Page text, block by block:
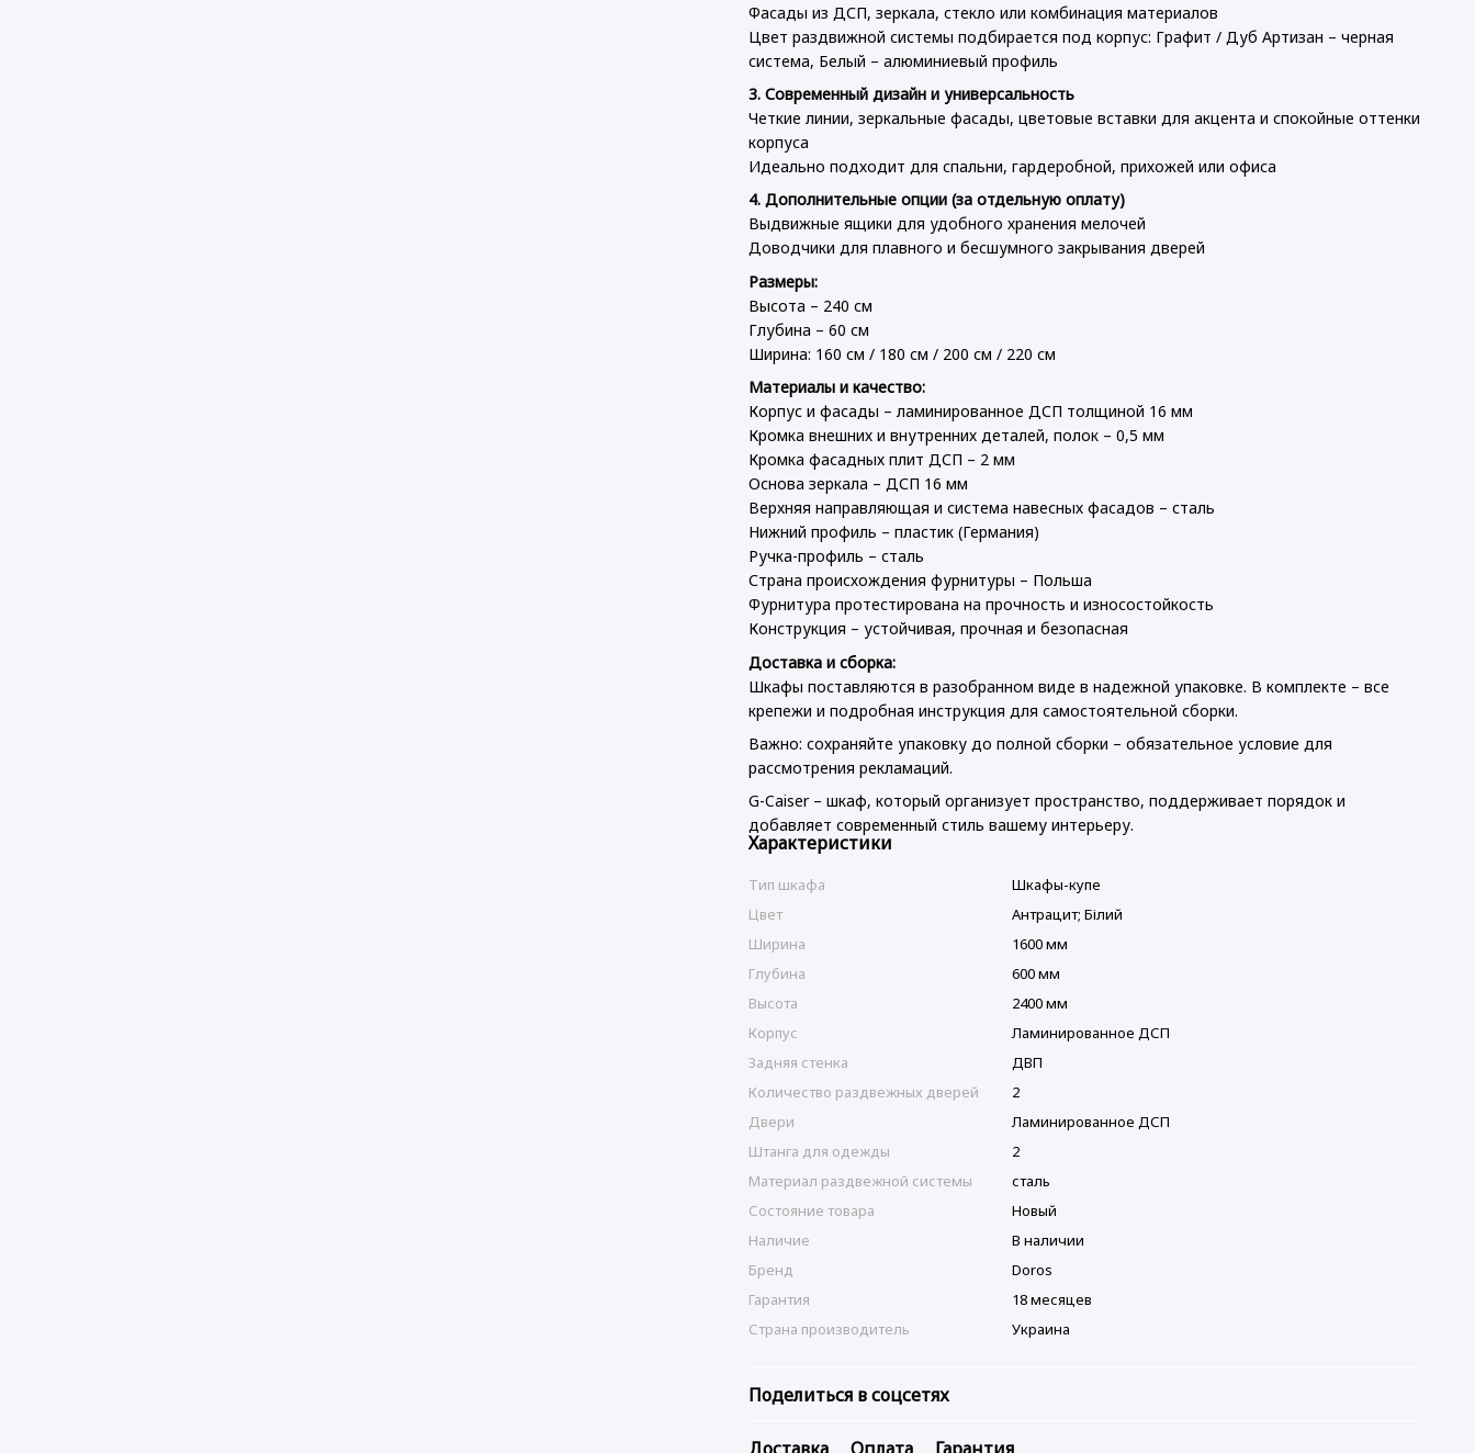
Фасады из ДСП, зеркала, стекло или комбинация материалов
Цвет раздвижной системы подбирается под корпус: Графит / Дуб Артизан – черная
система, Белый – алюминиевый профиль
3. Современный дизайн и универсальность
Четкие линии, зеркальные фасады, цветовые вставки для акцента и спокойные оттенки
корпуса
Идеально подходит для спальни, гардеробной, прихожей или офиса
4. Дополнительные опции (за отдельную оплату)
Выдвижные ящики для удобного хранения мелочей
Доводчики для плавного и бесшумного закрывания дверей
Размеры:
Высота – 240 см
Глубина – 60 см
Ширина: 160 см / 180 см / 200 см / 220 см
Материалы и качество:
Корпус и фасады – ламинированное ДСП толщиной 16 мм
Кромка внешних и внутренних деталей, полок – 0,5 мм
Кромка фасадных плит ДСП – 2 мм
Основа зеркала – ДСП 16 мм
Верхняя направляющая и система навесных фасадов – сталь
Нижний профиль – пластик (Германия)
Ручка-профиль – сталь
Страна происхождения фурнитуры – Польша
Фурнитура протестирована на прочность и износостойкость
Конструкция – устойчивая, прочная и безопасная
Доставка и сборка:
Шкафы поставляются в разобранном виде в надежной упаковке. В комплекте – все
крепежи и подробная инструкция для самостоятельной сборки.
Важно: сохраняйте упаковку до полной сборки – обязательное условие для
рассмотрения рекламаций.
G-Caiser – шкаф, который организует пространство, поддерживает порядок и
добавляет современный стиль вашему интерьеру.
Характеристики
Тип шкафа
Шкафы-купе
Цвет
Антрацит; Білий
Ширина
1600 мм
Глубина
600 мм
Высота
2400 мм
Корпус
Ламинированное ДСП
Задняя стенка
ДВП
Количество раздвежных дверей
2
Двери
Ламинированное ДСП
Штанга для одежды
2
Материал раздвежной системы
сталь
Состояние товара
Новый
Наличие
В наличии
Бренд
Doros
Гарантия
18 месяцев
Страна производитель
Украина
Поделиться в соцсетях